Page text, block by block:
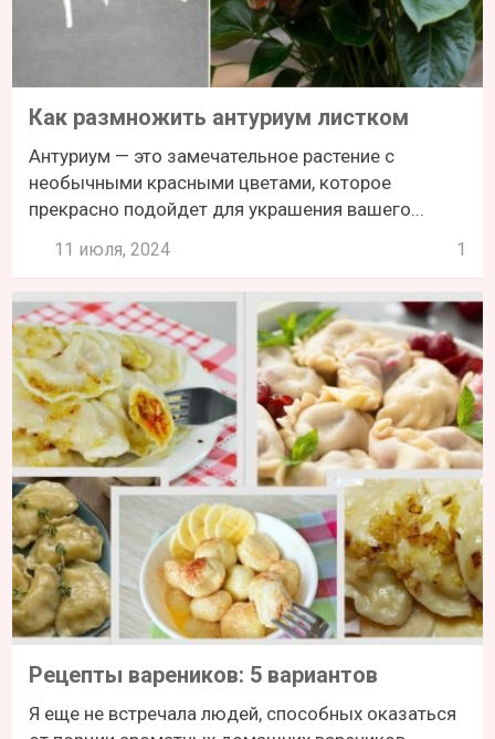
Как размножить антуриум листком
Антуриум — это замечательное растение с
необычными красными цветами, которое
прекрасно подойдет для украшения вашего...
11 июля, 2024 1
Рецепты вареников: 5 вариантов
Я еще не встречала людей, способных оказаться